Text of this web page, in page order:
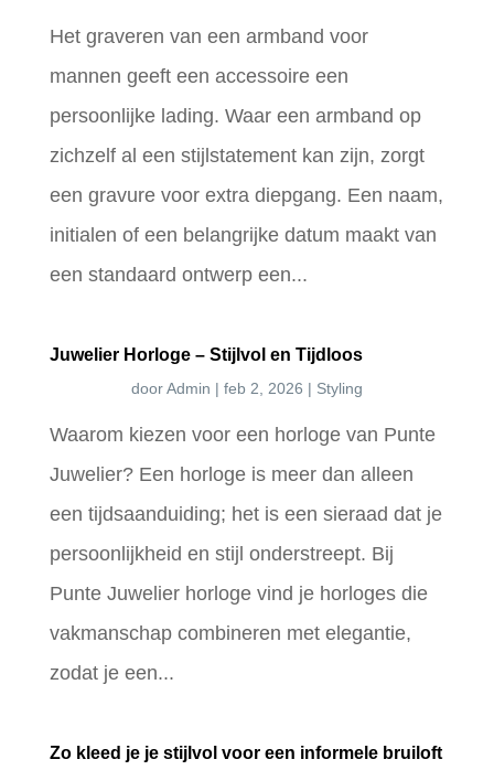
Het graveren van een armband voor
mannen geeft een accessoire een
persoonlijke lading. Waar een armband op
zichzelf al een stijlstatement kan zijn, zorgt
een gravure voor extra diepgang. Een naam,
initialen of een belangrijke datum maakt van
een standaard ontwerp een...
Juwelier Horloge – Stijlvol en Tijdloos
doorAdmin | feb 2, 2026 | Styling
Waarom kiezen voor een horloge van Punte
Juwelier? Een horloge is meer dan alleen
een tijdsaanduiding; het is een sieraad dat je
persoonlijkheid en stijl onderstreept. Bij
Punte Juwelier horloge vind je horloges die
vakmanschap combineren met elegantie,
zodat je een...
Zo kleed je je stijlvol voor een informele bruiloft